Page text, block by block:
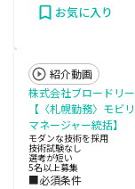
お気に入り
紹介動画
株式会社ブロードリ
【〈札幌勤務〉モビ
マネージャー統括】
モダンな技術を採用
技術試験なし
選考が短い
5名以上募集
■必須条件